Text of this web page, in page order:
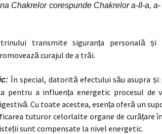
Chakrelor corespunde Chakrelor a-II-a, a-
transmite siguranța personală și
curajul de a trăi.
În special, datorită efectului său asupra și
pentru a influența energetic procesul de
Cu toate acestea, esența oferă un
tuturor celorlalte organe de curățare
sunt compensate la nivel energetic.